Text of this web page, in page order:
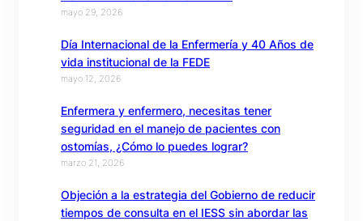
mayo 29, 2026
Día Internacional de la Enfermería y 40 Años de
vida institucional de la FEDE
mayo 12, 2026
Enfermera y enfermero, necesitas tener
seguridad en el manejo de pacientes con
ostomías, ¿Cómo lo puedes lograr?
marzo 21, 2026
Objeción a la estrategia del Gobierno de reducir
tiempos de consulta en el IESS sin abordar las